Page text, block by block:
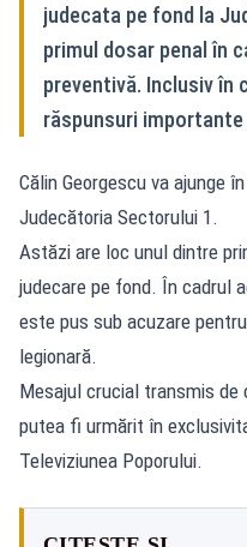
judecata pe fond la
primul dosar penal în
preventivă. Inclusiv în
răspunsuri
Călin Georgescu va ajunge
Judecătoria Sectorului 1.
Astăzi are loc unul dintre
judecare pe fond. În cadrul
este pus sub acuzare
legionară.
Mesajul crucial transmis
putea fi urmărit în
Televiziunea Poporului.